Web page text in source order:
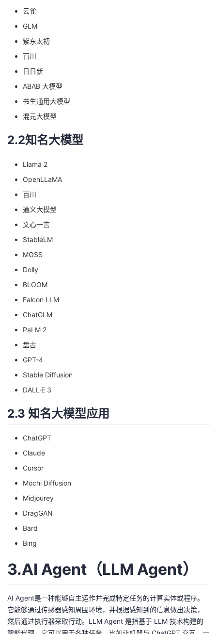
云雀
GLM
紫东太初
百川
日日新
ABAB 大模型
书生通用大模型
混元大模型
2.2知名大模型
Llama 2
OpenLLaMA
百川
通义大模型
文心一言
StableLM
MOSS
Dolly
BLOOM
Falcon LLM
ChatGLM
PaLM 2
盘古
GPT-4
Stable Diffusion
DALL·E 3
2.3 知名大模型应用
ChatGPT
Claude
Cursor
Mochi Diffusion
Midjourey
DragGAN
Bard
Bing
3.AI Agent（LLM Agent）
AI Agent是一种能够自主运作并完成特定任务的计算实体或程序。
它能够通过传感器感知周围环境，并根据感知到的信息做出决策，
然后通过执行器采取行动。LLM Agent 是指基于 LLM 技术构建的